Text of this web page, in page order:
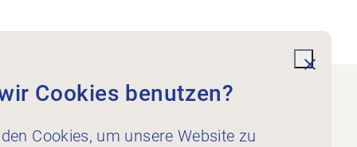
Cookies benutzen?
Cookies, um unsere Website zu